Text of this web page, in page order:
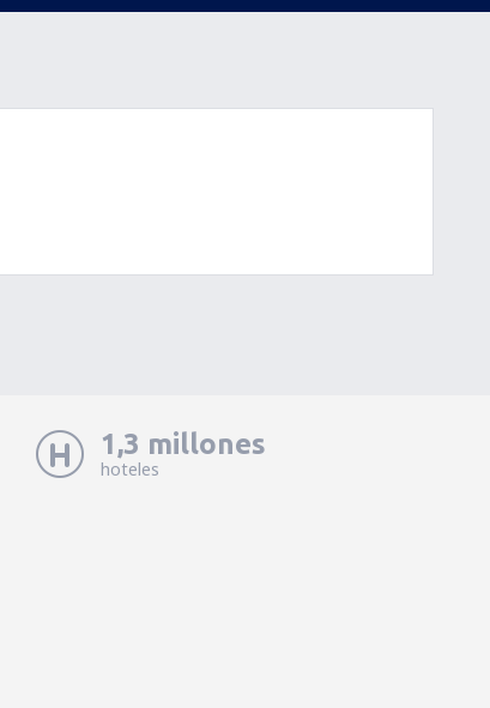
1,3 millones
hoteles